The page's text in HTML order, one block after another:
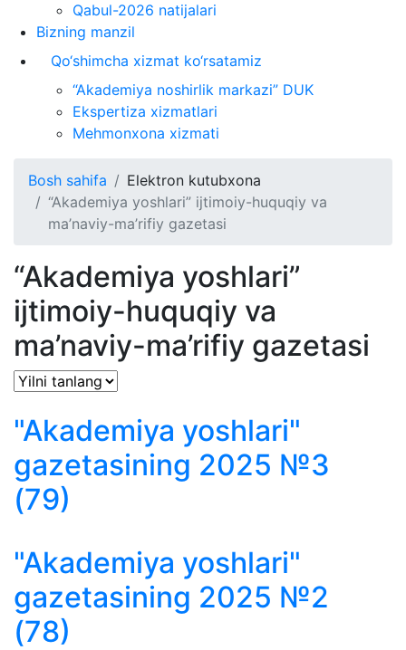
Qabul-2026 natijalari
Bizning manzil
Qo‘shimcha xizmat ko‘rsatamiz
“Akademiya noshirlik markazi” DUK
Ekspertiza xizmatlari
Mehmonxona xizmati
Bosh sahifa
Elektron kutubxona
“Akademiya yoshlari” ijtimoiy-huquqiy va
ma’naviy-ma’rifiy gazetasi
“Akademiya yoshlari”
ijtimoiy-huquqiy va
ma’naviy-ma’rifiy gazetasi
"Akademiya yoshlari"
gazetasining 2025 №3
(79)
"Akademiya yoshlari"
gazetasining 2025 №2
(78)